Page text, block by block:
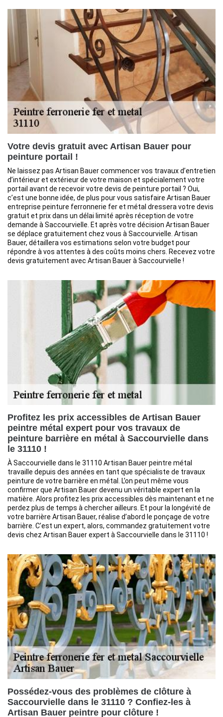
Votre devis gratuit avec Artisan Bauer pour
peinture portail !
Ne laissez pas Artisan Bauer commencer vos travaux d’entretien
d’intérieur et extérieur de votre maison et spécialement votre
portail avant de recevoir votre devis de peinture portail ? Oui,
c’est une bonne idée, de plus pour vous satisfaire Artisan Bauer
entreprise peinture ferronnerie fer et métal dressera votre devis
gratuit et prix dans un délai limité après réception de votre
demande à Saccourvielle. Et après votre décision Artisan Bauer
se déplace gratuitement chez vous à Saccourvielle. Artisan
Bauer, détaillera vos estimations selon votre budget pour
répondre à vos attentes à des coûts moins chers. Recevez votre
devis gratuitement avec Artisan Bauer à Saccourvielle !
Profitez les prix accessibles de Artisan Bauer
peintre métal expert pour vos travaux de
peinture barrière en métal à Saccourvielle dans
le 31110 !
À Saccourvielle dans le 31110 Artisan Bauer peintre métal
travaille depuis des années en tant que spécialiste de travaux
peinture de votre barrière en métal. L’on peut même vous
confirmer que Artisan Bauer devenu un véritable expert en la
matière. Alors profitez les prix accessibles dès maintenant et ne
perdez plus de temps à chercher ailleurs. Et pour la longévité de
votre barrière Artisan Bauer, réalise d’abord le ponçage de votre
barrière. C’est un expert, alors, commandez gratuitement votre
devis chez Artisan Bauer expert à Saccourvielle dans le 31110 !
Possédez-vous des problèmes de clôture à
Saccourvielle dans le 31110 ? Confiez-les à
Artisan Bauer peintre pour clôture !